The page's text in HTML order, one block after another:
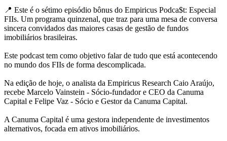
📍 Este é o sétimo episódio bônus do Empiricus Podca$t: Especial
FIIs. Um programa quinzenal, que traz para uma mesa de conversa
sincera convidados das maiores casas de gestão de fundos
imobiliários brasileiras.
Este podcast tem como objetivo falar de tudo que está acontecendo
no mundo dos FIIs de forma descomplicada.
Na edição de hoje, o analista da Empiricus Research Caio Araújo,
recebe Marcelo Vainstein - Sócio-fundador e CEO da Canuma
Capital e Felipe Vaz - Sócio e Gestor da Canuma Capital.
A Canuma Capital é uma gestora independente de investimentos
alternativos, focada em ativos imobiliários.